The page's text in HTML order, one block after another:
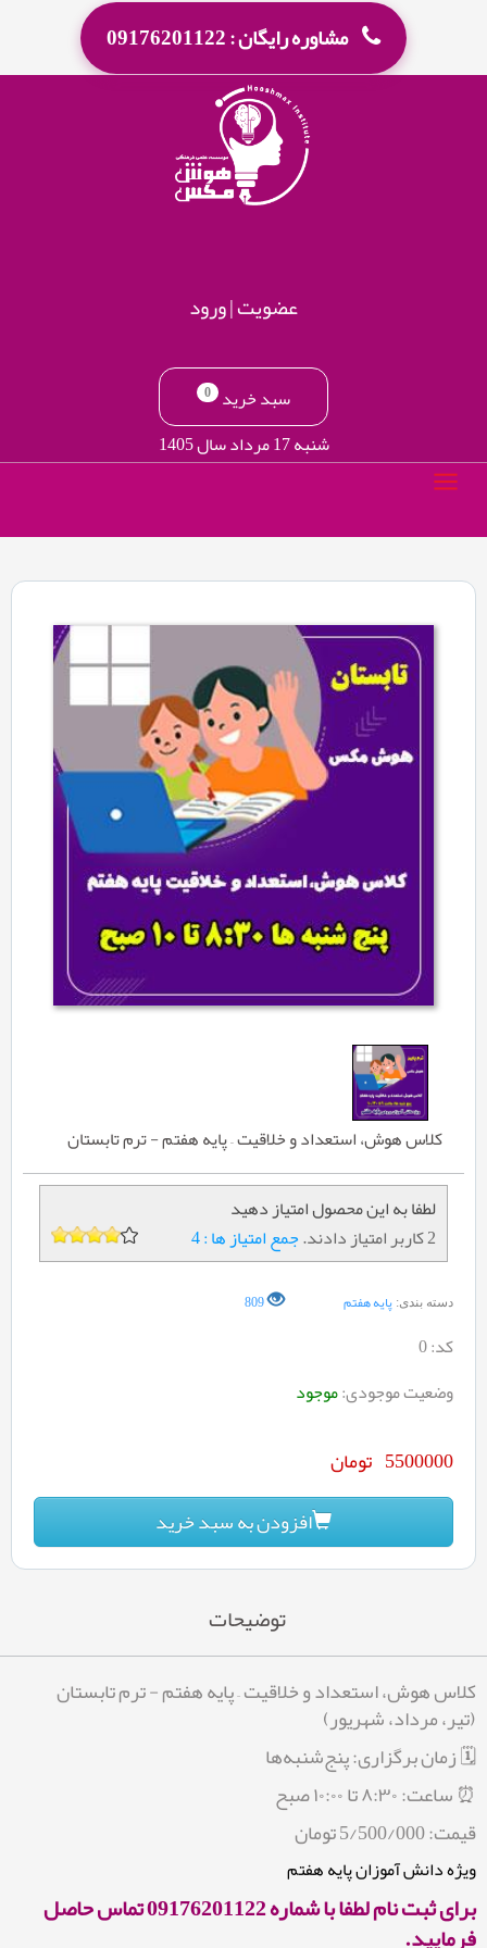
مشاوره رایگان : 09176201122
عضویت|ورود
سبد خرید 0
شنبه 17 مرداد سال 1405
کلاس هوش، استعداد و خلاقیت – پایه هفتم - ترم تابستان
لطفا به این محصول امتیاز دهید
2 کاربر امتیاز دادند.
جمع امتیاز ها : 4
دسته بندی: پایه هفتم 809
کد:0
وضعیت موجودی:موجود
5500000 تومان
افزودن به سبد خرید
توضیحات
کلاس هوش، استعداد و خلاقیت – پایه هفتم - ترم تابستان
(تیر، مرداد، شهریور)
🗓 زمان برگزاری: پنج‌شنبه‌ها
⏰ ساعت: ۸:۳۰ تا ۱۰:۰۰ صبح
قیمت: 5/500/000 تومان
ویژه دانش آموزان پایه هفتم
برای ثبت نام لطفا با شماره 09176201122 تماس حاصل
فرمایید.